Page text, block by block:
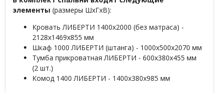
элементы (размеры ШхГхВ):
Кровать ЛИБЕРТИ 1400х2000 (без матраса) -
2128х1469х855 мм
Шкаф 1000 ЛИБЕРТИ (штанга) - 1000х500х2070 мм
Тумба прикроватная ЛИБЕРТИ - 600х380х455 мм
(2 шт.)
Комод 1400 ЛИБЕРТИ - 1400х380х985 мм